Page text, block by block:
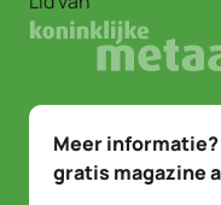
Meer informatie?
gratis magazine